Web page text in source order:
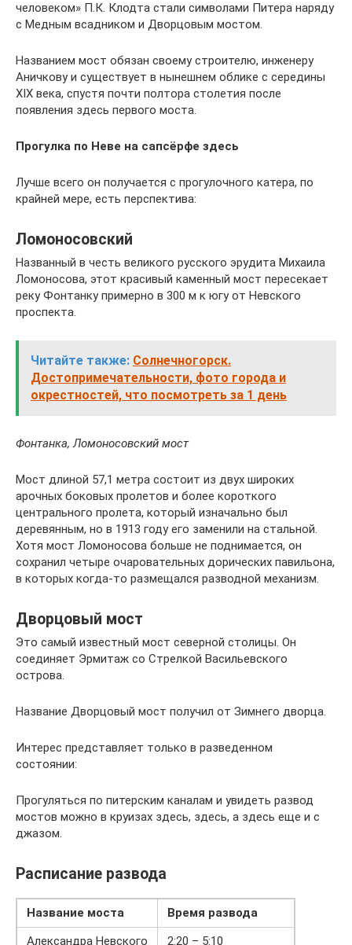
человеком» П.К. Клодта стали символами Питера наряду
с Медным всадником и Дворцовым мостом.
Названием мост обязан своему строителю, инженеру
Аничкову и существует в нынешнем облике с середины
XIX века, спустя почти полтора столетия после
появления здесь первого моста.
Прогулка по Неве на сапсёрфе здесь
Лучше всего он получается с прогулочного катера, по
крайней мере, есть перспектива:
Ломоносовский
Названный в честь великого русского эрудита Михаила
Ломоносова, этот красивый каменный мост пересекает
реку Фонтанку примерно в 300 м к югу от Невского
проспекта.
Читайте также: Солнечногорск.
Достопримечательности, фото города и
окрестностей, что посмотреть за 1 день
Фонтанка, Ломоносовский мост
Мост длиной 57,1 метра состоит из двух широких
арочных боковых пролетов и более короткого
центрального пролета, который изначально был
деревянным, но в 1913 году его заменили на стальной.
Хотя мост Ломоносова больше не поднимается, он
сохранил четыре очаровательных дорических павильона,
в которых когда-то размещался разводной механизм.
Дворцовый мост
Это самый известный мост северной столицы. Он
соединяет Эрмитаж со Стрелкой Васильевского
острова.
Название Дворцовый мост получил от Зимнего дворца.
Интерес представляет только в разведенном
состоянии:
Прогуляться по питерским каналам и увидеть развод
мостов можно в круизах здесь, здесь, а здесь еще и с
джазом.
Расписание развода
Название моста
Время развода
Александра Невского
2:20 – 5:10